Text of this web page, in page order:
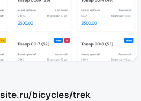
site.ru/bicycles/trek